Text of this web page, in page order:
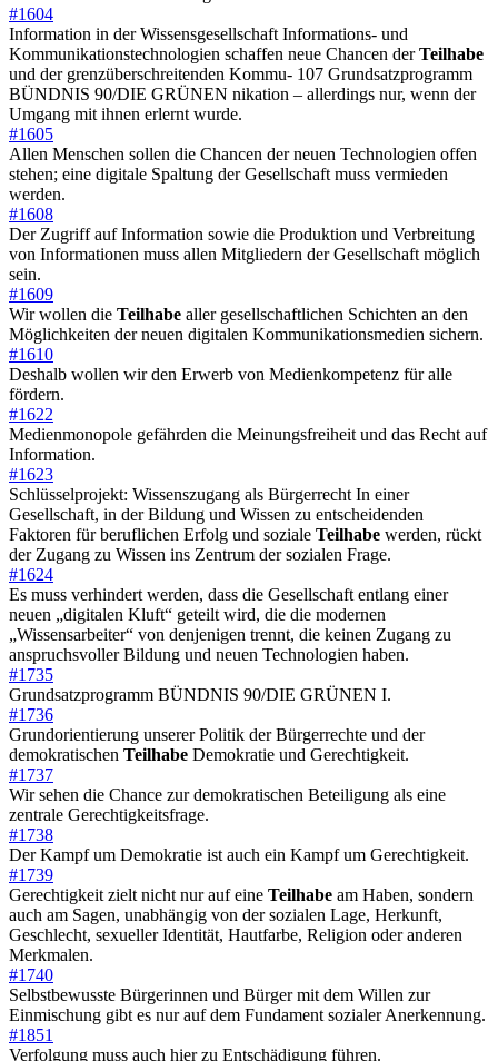
#1604
Information in der Wissensgesellschaft Informations- und
Kommunikationstechnologien schaffen neue Chancen derTeilhabe
und der grenzüberschreitenden Kommu- 107 Grundsatzprogramm
BÜNDNIS 90/DIE GRÜNEN nikation – allerdings nur, wenn der
Umgang mit ihnen erlernt wurde.
#1605
Allen Menschen sollen die Chancen der neuen Technologien offen
stehen; eine digitale Spaltung der Gesellschaft muss vermieden
werden.
#1608
Der Zugriff auf Information sowie die Produktion und Verbreitung
von Informationen muss allen Mitgliedern der Gesellschaft möglich
sein.
#1609
Wir wollen die Teilhabe aller gesellschaftlichen Schichten an den
Möglichkeiten der neuen digitalen Kommunikationsmedien sichern.
#1610
Deshalb wollen wir den Erwerb von Medienkompetenz für alle
fördern.
#1622
Medienmonopole gefährden die Meinungsfreiheit und das Recht auf
Information.
#1623
Schlüsselprojekt: Wissenszugang als Bürgerrecht In einer
Gesellschaft, in der Bildung und Wissen zu entscheidenden
Faktoren für beruflichen Erfolg und soziale Teilhabe werden, rückt
der Zugang zu Wissen ins Zentrum der sozialen Frage.
#1624
Es muss verhindert werden, dass die Gesellschaft entlang einer
neuen „digitalen Kluft“ geteilt wird, die die modernen
„Wissensarbeiter“ von denjenigen trennt, die keinen Zugang zu
anspruchsvoller Bildung und neuen Technologien haben.
#1735
Grundsatzprogramm BÜNDNIS 90/DIE GRÜNEN I.
#1736
Grundorientierung unserer Politik der Bürgerrechte und der
demokratischen Teilhabe Demokratie und Gerechtigkeit.
#1737
Wir sehen die Chance zur demokratischen Beteiligung als eine
zentrale Gerechtigkeitsfrage.
#1738
Der Kampf um Demokratie ist auch ein Kampf um Gerechtigkeit.
#1739
Gerechtigkeit zielt nicht nur auf eine Teilhabe am Haben, sondern
auch am Sagen, unabhängig von der sozialen Lage, Herkunft,
Geschlecht, sexueller Identität, Hautfarbe, Religion oder anderen
Merkmalen.
#1740
Selbstbewusste Bürgerinnen und Bürger mit dem Willen zur
Einmischung gibt es nur auf dem Fundament sozialer Anerkennung.
#1851
Verfolgung muss auch hier zu Entschädigung führen.